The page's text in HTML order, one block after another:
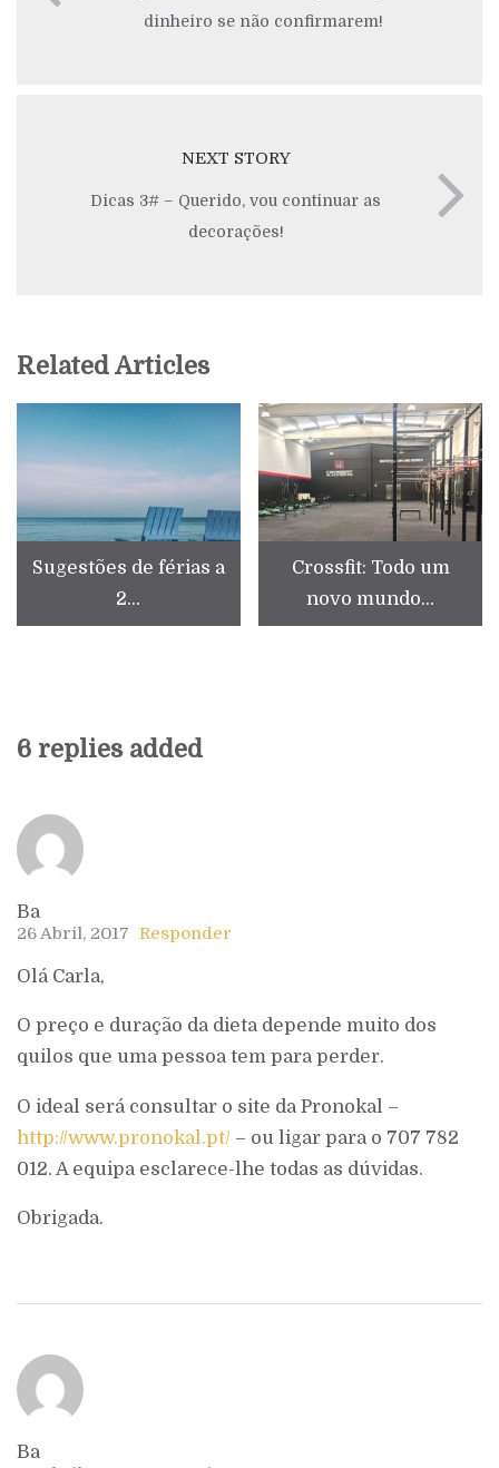
dinheiro se não confirmarem!
NEXT STORY
Dicas 3# – Querido, vou continuar as
decorações!
Related Articles
Sugestões de férias a
2...
Crossfit: Todo um
novo mundo...
6 replies added
Ba
26 Abril, 2017 Responder
Olá Carla,
O preço e duração da dieta depende muito dos
quilos que uma pessoa tem para perder.
O ideal será consultar o site da Pronokal –
http://www.pronokal.pt/ – ou ligar para o 707 782
012. A equipa esclarece-lhe todas as dúvidas.
Obrigada.
Ba